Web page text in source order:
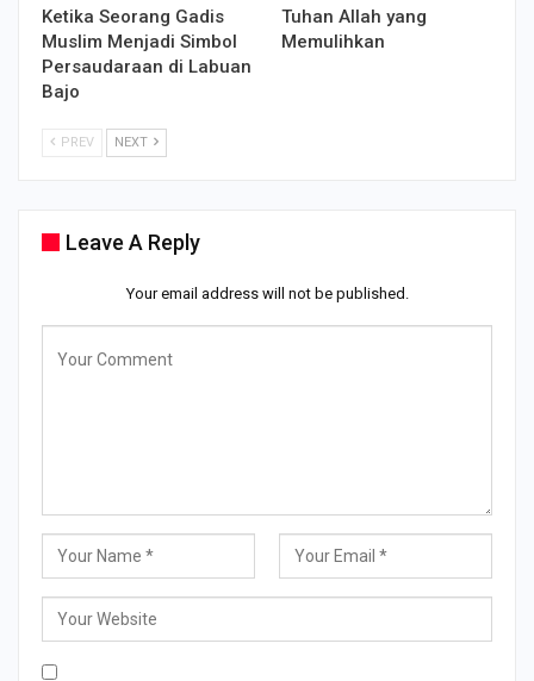
Ketika Seorang Gadis
Muslim Menjadi Simbol
Persaudaraan di Labuan
Bajo
Tuhan Allah yang
Memulihkan
PREV NEXT
Leave A Reply
Your email address will not be published.